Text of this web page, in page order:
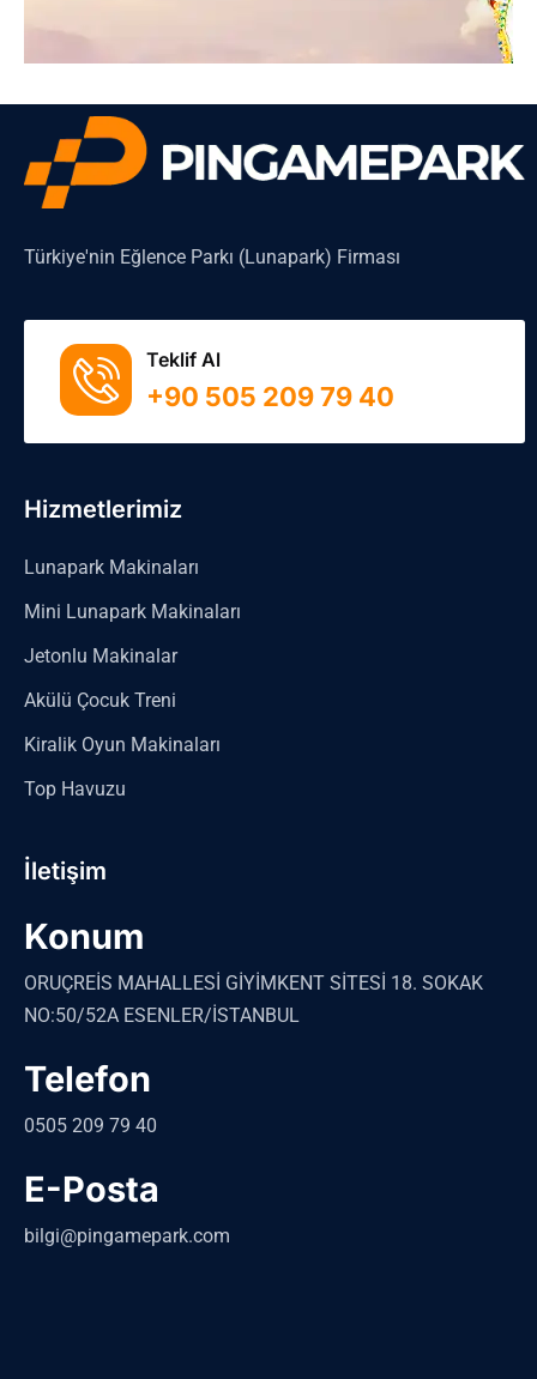
Türkiye'nin Eğlence Parkı (Lunapark) Firması
Teklif Al
+90 505 209 79 40
Hizmetlerimiz
Lunapark Makinaları
Mini Lunapark Makinaları
Jetonlu Makinalar
Akülü Çocuk Treni
Kiralik Oyun Makinaları
Top Havuzu
İletişim
Konum
ORUÇREİS MAHALLESİ GİYİMKENT SİTESİ 18. SOKAK
NO:50/52A ESENLER/İSTANBUL
Telefon
0505 209 79 40
E-Posta
bilgi@pingamepark.com